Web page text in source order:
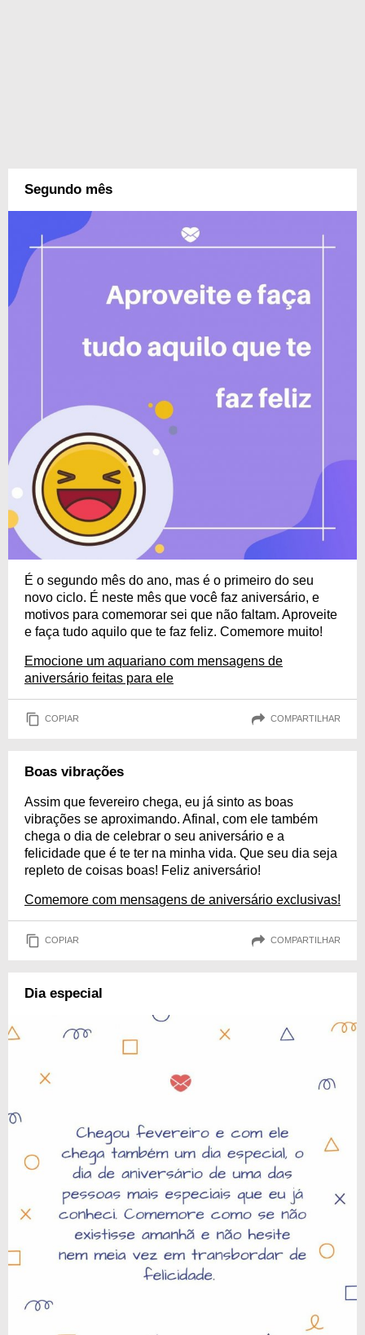
Segundo mês
É o segundo mês do ano, mas é o primeiro do seu
novo ciclo. É neste mês que você faz aniversário, e
motivos para comemorar sei que não faltam. Aproveite
e faça tudo aquilo que te faz feliz. Comemore muito!
Emocione um aquariano com mensagens de
aniversário feitas para ele
COPIAR COMPARTILHAR
Boas vibrações
Assim que fevereiro chega, eu já sinto as boas
vibrações se aproximando. Afinal, com ele também
chega o dia de celebrar o seu aniversário e a
felicidade que é te ter na minha vida. Que seu dia seja
repleto de coisas boas! Feliz aniversário!
Comemore com mensagens de aniversário exclusivas!
COPIAR COMPARTILHAR
Dia especial